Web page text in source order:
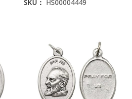
SKU： HS00004449